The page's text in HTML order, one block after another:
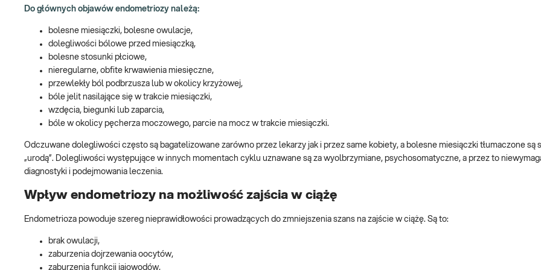
Do głównych objawów endometriozy należą:
bolesne miesiączki, bolesne owulacje,
dolegliwości bólowe przed miesiączką,
bolesne stosunki płciowe,
nieregularne, obfite krwawienia miesięczne,
przewlekły ból podbrzusza lub w okolicy krzyżowej,
bóle jelit nasilające się w trakcie miesiączki,
wzdęcia, biegunki lub zaparcia,
bóle w okolicy pęcherza moczowego, parcie na mocz w trakcie miesiączki.
Odczuwane dolegliwości często są bagatelizowane zarówno przez lekarzy jak i przez same kobiety, a bolesne miesiączki tłumaczone są
„urodą”. Dolegliwości występujące w innych momentach cyklu uznawane są za wyolbrzymiane, psychosomatyczne, a przez to
diagnostyki i podejmowania leczenia.
Wpływ endometriozy na możliwość zajścia w ciążę
Endometrioza powoduje szereg nieprawidłowości prowadzących do zmniejszenia szans na zajście w ciążę. Są to:
brak owulacji,
zaburzenia dojrzewania oocytów,
zaburzenia funkcji jajowodów,